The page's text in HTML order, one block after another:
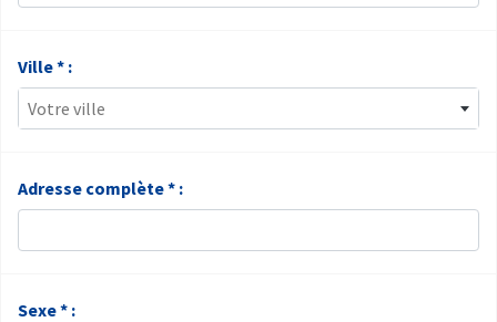
Ville * :
Votre ville
Adresse complète * :
Sexe * :